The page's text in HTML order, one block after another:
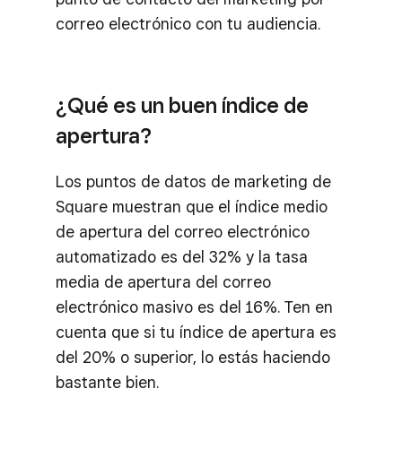
correo electrónico con tu audiencia.
¿Qué es un buen índice de
apertura?
Los puntos de datos de marketing de
Square muestran que el índice medio
de apertura del correo electrónico
automatizado es del 32% y la tasa
media de apertura del correo
electrónico masivo es del 16%. Ten en
cuenta que si tu índice de apertura es
del 20% o superior, lo estás haciendo
bastante bien.